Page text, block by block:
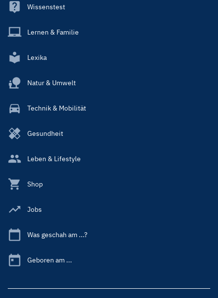
Wissenstest
Lernen & Familie
Lexika
Natur & Umwelt
Technik & Mobilität
Gesundheit
Leben & Lifestyle
Shop
Jobs
Was geschah am ...?
Geboren am ...